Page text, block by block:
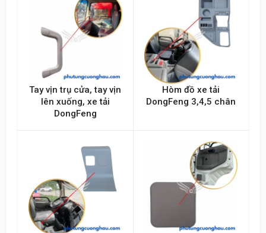
Tay vịn trụ cửa, tay vịn
lên xuống, xe tải
DongFeng
Hòm đồ xe tải
DongFeng 3,4,5 chân